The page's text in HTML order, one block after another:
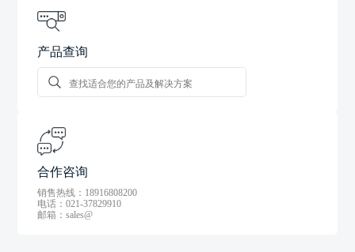
产品查询
合作咨询
销售热线：18916808200
电话：021-37829910
邮箱：sales@